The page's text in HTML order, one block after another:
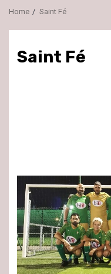
Home Saint Fé
Saint Fé